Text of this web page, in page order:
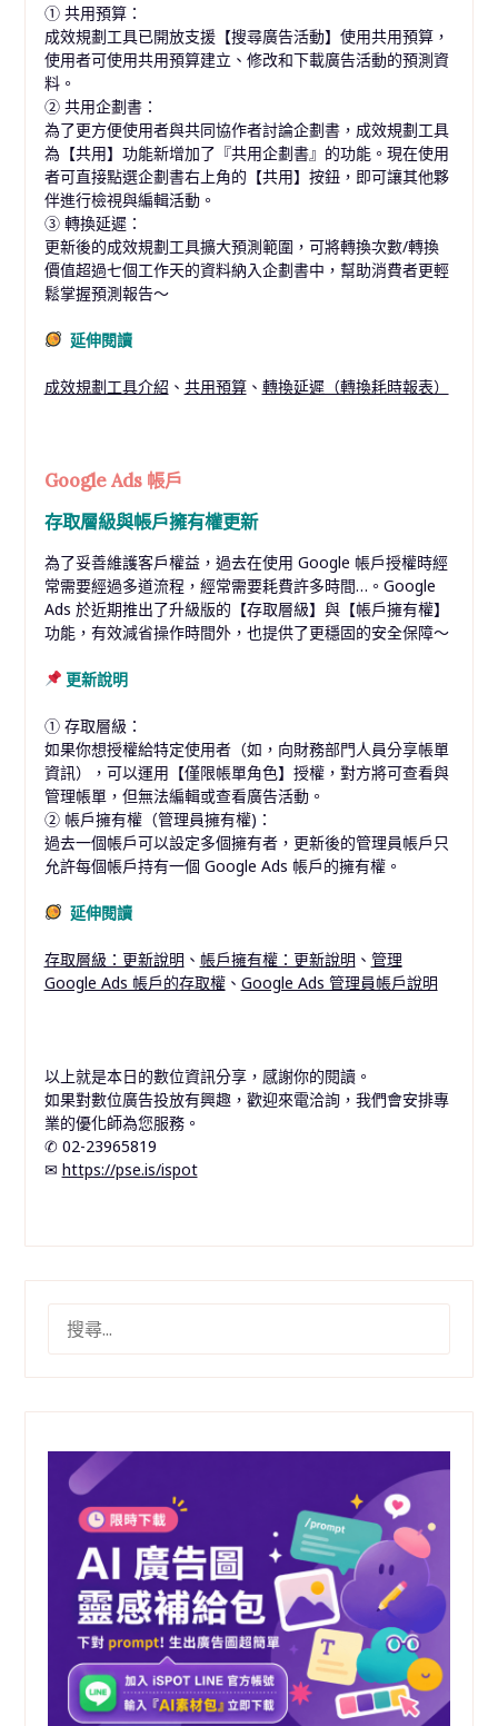
① 共用預算：
成效規劃工具已開放支援【搜尋廣告活動】使用共用預算，
使用者可使用共用預算建立、修改和下載廣告活動的預測資
料。
② 共用企劃書：
為了更方便使用者與共同協作者討論企劃書，成效規劃工具
為【共用】功能新增加了『共用企劃書』的功能。現在使用
者可直接點選企劃書右上角的【共用】按鈕，即可讓其他夥
伴進行檢視與編輯活動。
③ 轉換延遲：
更新後的成效規劃工具擴大預測範圍，可將轉換次數/轉換
價值超過七個工作天的資料納入企劃書中，幫助消費者更輕
鬆掌握預測報告～
延伸閱讀
成效規劃工具介紹 、 共用預算、 轉換延遲（轉換耗時報表）
Google Ads 帳戶
存取層級與帳戶擁有權更新
為了妥善維護客戶權益，過去在使用 Google 帳戶授權時經
常需要經過多道流程，經常需要耗費許多時間…。Google
Ads 於近期推出了升級版的【存取層級】與【帳戶擁有權】
功能，有效減省操作時間外，也提供了更穩固的安全保障～
更新說明
① 存取層級：
如果你想授權給特定使用者（如，向財務部門人員分享帳單
資訊），可以運用【僅限帳單角色】授權，對方將可查看與
管理帳單，但無法編輯或查看廣告活動。
② 帳戶擁有權（管理員擁有權)：
過去一個帳戶可以設定多個擁有者，更新後的管理員帳戶只
允許每個帳戶持有一個 Google Ads 帳戶的擁有權。
延伸閱讀
存取層級：更新說明 、 帳戶擁有權：更新說明 、 管理
Google Ads 帳戶的存取權、 Google Ads 管理員帳戶說明
以上就是本日的數位資訊分享，感謝你的閱讀。
如果對數位廣告投放有興趣，歡迎來電洽詢，我們會安排專
業的優化師為您服務。
✆ 02-23965819
✉︎ https://pse.is/ispot